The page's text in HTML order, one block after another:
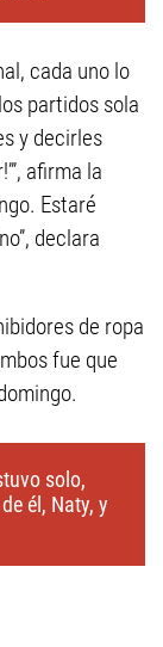
cada uno lo
partidos sola
y decirles
afirma la
Estaré
declara
de ropa
fue que
solo,
él, Naty, y